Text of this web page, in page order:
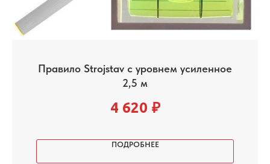
Правило Strojstav с уровнем усиленное
2,5 м
4 620 ₽
ПОДРОБНЕЕ